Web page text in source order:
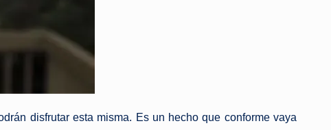
disfrutar esta misma. Es un hecho que conforme vaya